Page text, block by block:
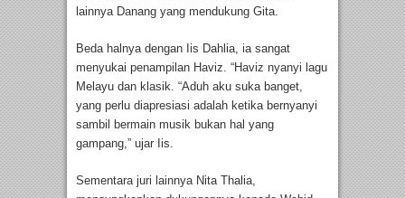
lainnya Danang yang mendukung Gita.
Beda halnya dengan Iis Dahlia, ia sangat
menyukai penampilan Haviz. “Haviz nyanyi lagu
Melayu dan klasik. “Aduh aku suka banget,
yang perlu diapresiasi adalah ketika bernyanyi
sambil bermain musik bukan hal yang
gampang,” ujar Iis.
Sementara juri lainnya Nita Thalia,